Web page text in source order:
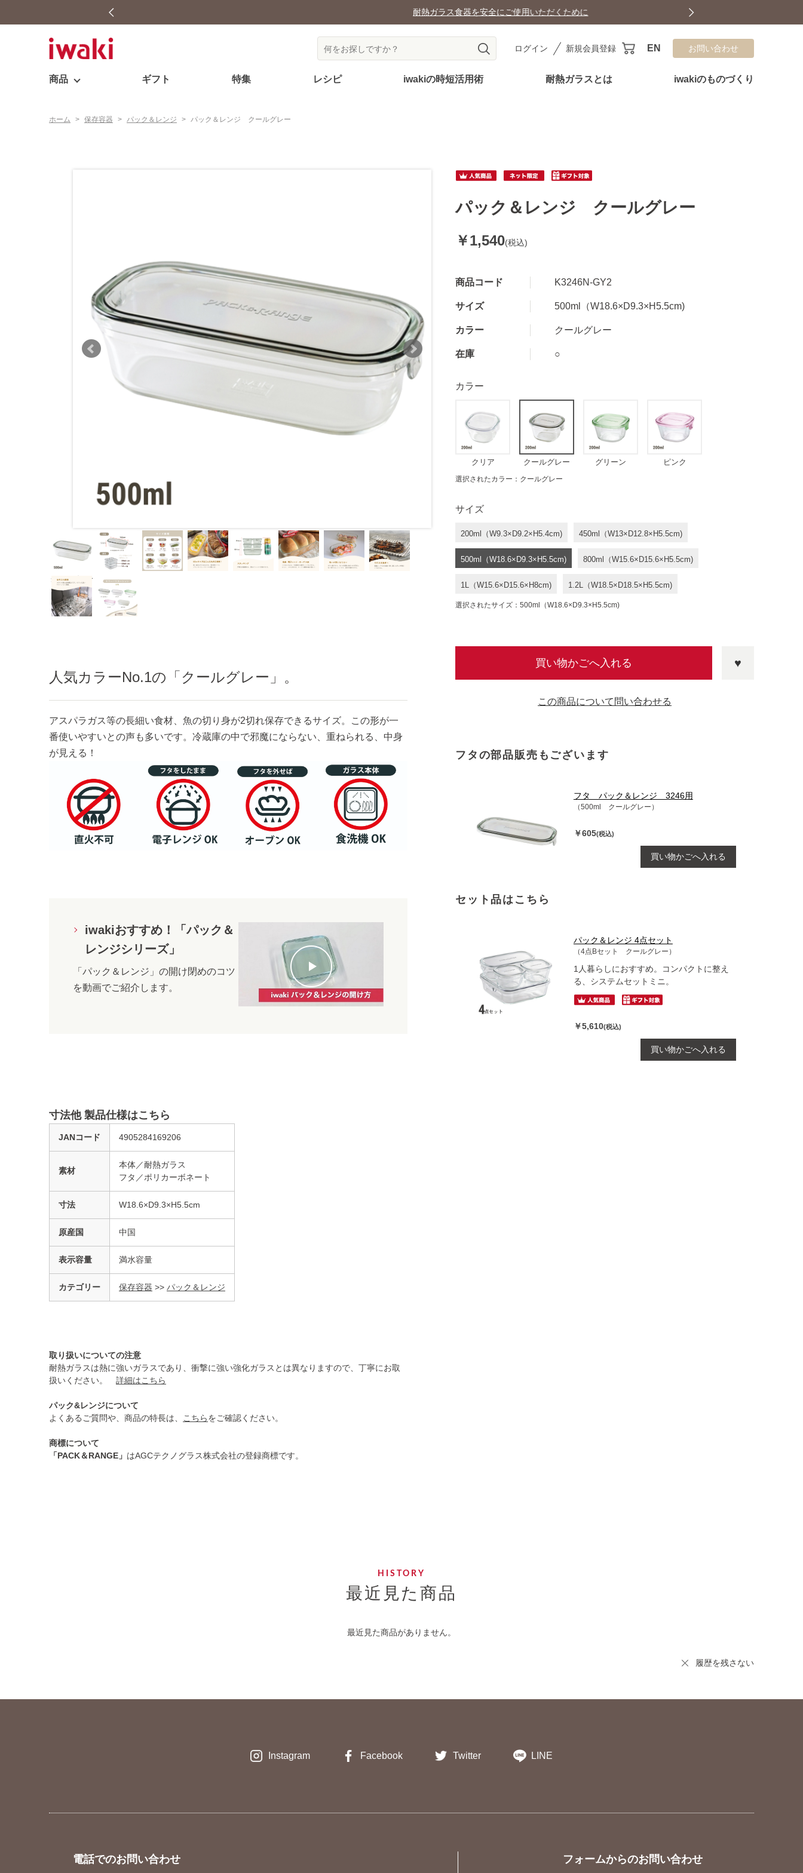
耐熱ガラス食器を安全にご使用いただくために
ログイン 新規会員登録 EN お問い合わせ
商品 ギフト 特集 レシピ iwakiの時短活用術 耐熱ガラスとは iwakiのものづくり
ホーム > 保存容器 > パック＆レンジ > パック＆レンジ クールグレー
クールグレー
人気カラーNo.1の「クールグレー」。
アスパラガス等の長細い食材、魚の切り身が2切れ保存できるサイズ。この形が一
番使いやすいとの声も多いです。冷蔵庫の中で邪魔にならない、重ねられる、中身
が見える！
iwakiおすすめ！「パック＆
レンジシリーズ」
「パック＆レンジ」の開け閉めのコツ
を動画でご紹介します。
寸法他 製品仕様はこちら
JANコード 4905284169206
素材
本体／耐熱ガラス
フタ／ポリカーボネート
寸法 W18.6×D9.3×H5.5cm
原産国 中国
表示容量 満水容量
カテゴリー 保存容器 >> パック＆レンジ
取り扱いについての注意
耐熱ガラスは熱に強いガラスであり、衝撃に強い強化ガラスとは異なりますので、丁寧にお取
扱いください。 詳細はこちら
パック&レンジについて
よくあるご質問や、商品の特長は、
こちらをご確認ください。
商標について
「PACK＆RANGE」 はAGCテクノグラス株式会社の登録商標です。
パック＆レンジ クールグレー
￥1,540(税込)
商品コード K3246N-GY2
サイズ 500ml（W18.6×D9.3×H5.5cm)
カラー クールグレー
在庫 ○
カラー
クリア クールグレー グリーン ピンク
選択されたカラー：クールグレー
サイズ
200ml（W9.3×D9.2×H5.4cm) 450ml（W13×D12.8×H5.5cm)
500ml（W18.6×D9.3×H5.5cm) 800ml（W15.6×D15.6×H5.5cm)
1L（W15.6×D15.6×H8cm) 1.2L（W18.5×D18.5×H5.5cm)
選択されたサイズ：500ml（W18.6×D9.3×H5.5cm)
買い物かごへ入れる
フタの部品販売もございます
フタ パック＆レンジ 3246用
（500ml クールグレー）
￥605(税込)
買い物かごへ入れる
セット品はこちら
パック＆レンジ 4点セット
（4点Bセット クールグレー）
1人暮らしにおすすめ。コンパクトに整え
る、システムセットミニ。
￥5,610(税込)
買い物かごへ入れる
この商品について問い合わせる
最近見た商品
最近見た商品がありません。
履歴を残さない
Instagram Facebook Twitter LINE
電話でのお問い合わせ フォームからのお問い合わせ